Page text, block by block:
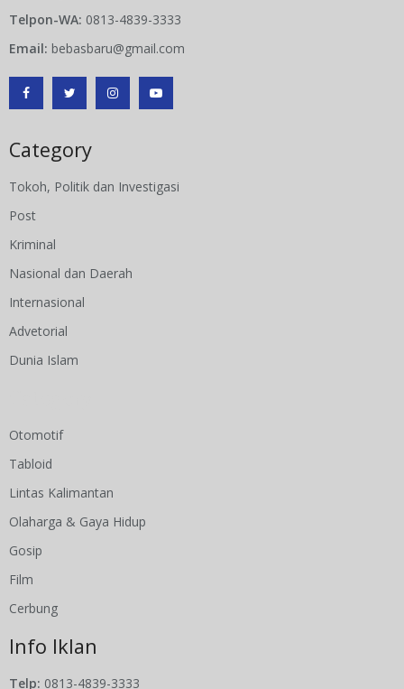
Telpon-WA: 0813-4839-3333
Email: bebasbaru@gmail.com
Category
Tokoh, Politik dan Investigasi
Post
Kriminal
Nasional dan Daerah
Internasional
Advetorial
Dunia Islam
Otomotif
Tabloid
Lintas Kalimantan
Olaharga & Gaya Hidup
Gosip
Film
Cerbung
Info Iklan
Telp: 0813-4839-3333